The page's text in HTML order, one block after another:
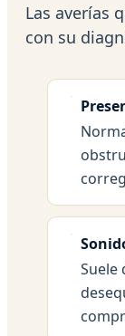
Las averías
con su
Suele